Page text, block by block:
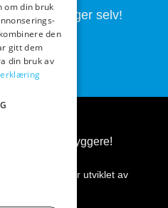
som brygger selv!
for ølbryggere!
Nettsiden er utviklet av
om din bruk
den
gitt dem
din bruk av